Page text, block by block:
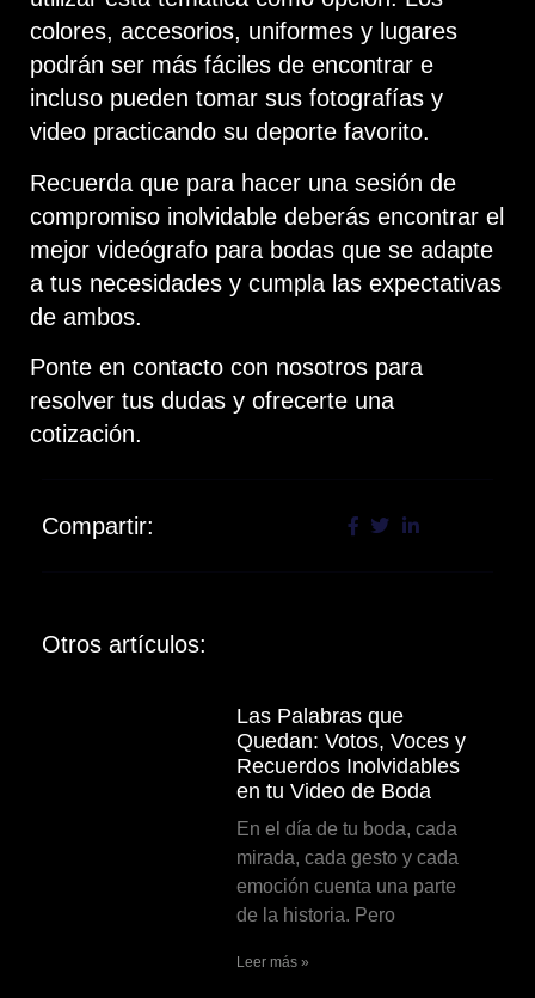
colores, accesorios, uniformes y lugares
podrán ser más fáciles de encontrar e
incluso pueden tomar sus fotografías y
video practicando su deporte favorito.
Recuerda que para hacer una sesión de
compromiso inolvidable deberás encontrar el
mejor videógrafo para bodas que se adapte
a tus necesidades y cumpla las expectativas
de ambos.
Ponte en contacto con nosotros para
resolver tus dudas y ofrecerte una
cotización.
Compartir:
Otros artículos:
Las Palabras que
Quedan: Votos, Voces y
Recuerdos Inolvidables
en tu Video de Boda
En el día de tu boda, cada
mirada, cada gesto y cada
emoción cuenta una parte
de la historia. Pero
Leer más »